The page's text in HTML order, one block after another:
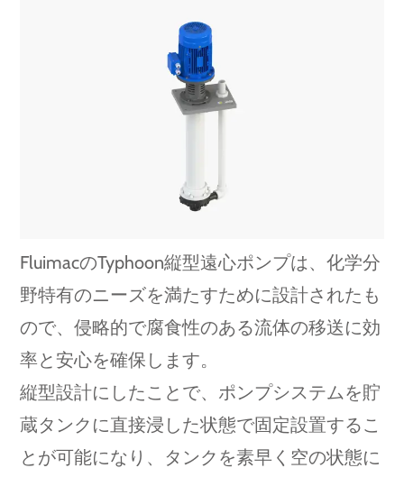
FluimacのTyphoon縦型遠心ポンプは、化学分
野特有のニーズを満たすために設計されたも
ので、侵略的で腐食性のある流体の移送に効
率と安心を確保します。
縦型設計にしたことで、ポンプシステムを貯
蔵タンクに直接浸した状態で固定設置するこ
とが可能になり、タンクを素早く空の状態に